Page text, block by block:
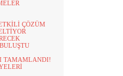
ÇÖZÜM
TAMAMLANDI!